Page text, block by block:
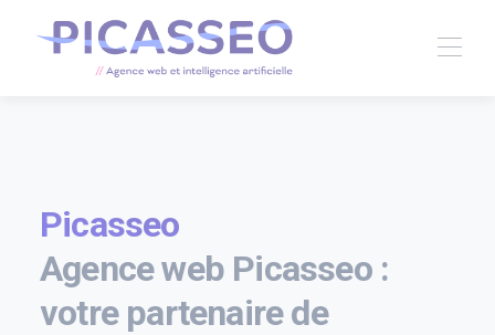
Picasseo
Agence web Picasseo :
votre partenaire de